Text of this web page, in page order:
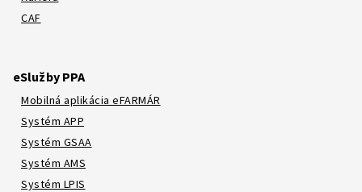
CAF
eSlužby PPA
Mobilná aplikácia eFARMÁR
Systém APP
Systém GSAA
Systém AMS
Systém LPIS